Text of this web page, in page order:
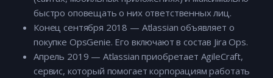
быстро оповещать о них ответственных лиц.
Конец сентября 2018 — Atlassian объявляет о
покупке OpsGenie. Его включают в состав Jira Ops.
Апрель 2019 — Atlassian приобретает AgileCraft,
сервис, который помогает корпорациям работать